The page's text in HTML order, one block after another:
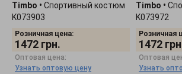
Timbo • Спортивный костюм
K073903
Розничная цена:
1472 грн.
Оптовая цена:
Узнать оптовую цену
Timbo •
K073972
Розничная
1472
Оптовая
Узнать